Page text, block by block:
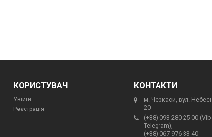
КОРИСТУВАЧ
Увійти
Реєстрація
КОНТАКТИ
м. Черкаси, вул.
20
(+38) 093 280 25 00
Telegram),
(+38) 067 976 33 40